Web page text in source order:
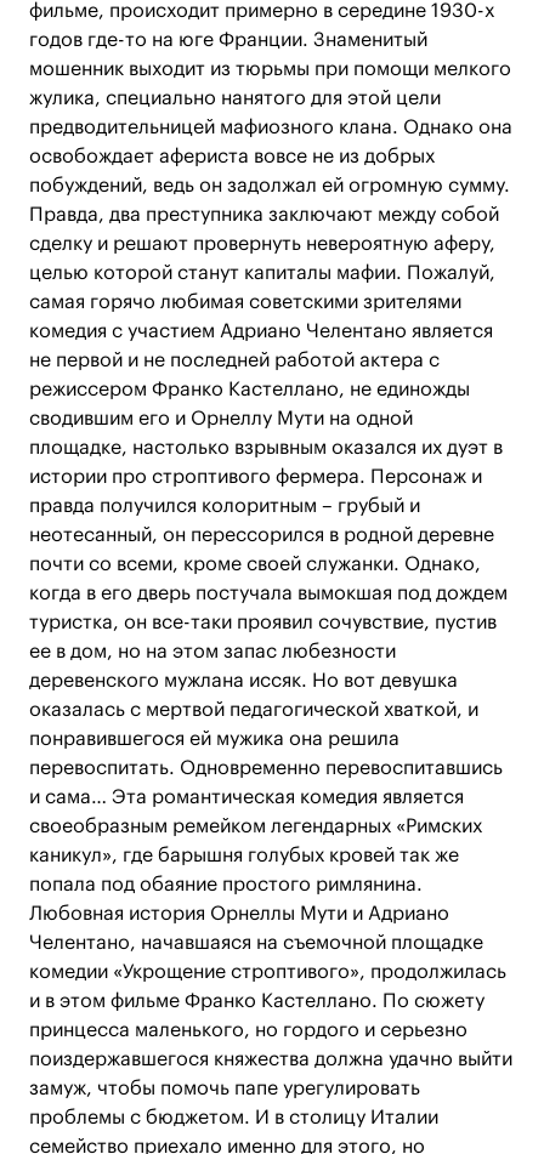
фильме, происходит примерно в середине 1930-х
годов где-то на юге Франции. Знаменитый
мошенник выходит из тюрьмы при помощи мелкого
жулика, специально нанятого для этой цели
предводительницей мафиозного клана. Однако она
освобождает афериста вовсе не из добрых
побуждений, ведь он задолжал ей огромную сумму.
Правда, два преступника заключают между собой
сделку и решают провернуть невероятную аферу,
целью которой станут капиталы мафии. Пожалуй,
самая горячо любимая советскими зрителями
комедия с участием Адриано Челентано является
не первой и не последней работой актера с
режиссером Франко Кастеллано, не единожды
сводившим его и Орнеллу Мути на одной
площадке, настолько взрывным оказался их дуэт в
истории про строптивого фермера. Персонаж и
правда получился колоритным – грубый и
неотесанный, он перессорился в родной деревне
почти со всеми, кроме своей служанки. Однако,
когда в его дверь постучала вымокшая под дождем
туристка, он все-таки проявил сочувствие, пустив
ее в дом, но на этом запас любезности
деревенского мужлана иссяк. Но вот девушка
оказалась с мертвой педагогической хваткой, и
понравившегося ей мужика она решила
перевоспитать. Одновременно перевоспитавшись
и сама… Эта романтическая комедия является
своеобразным ремейком легендарных «Римских
каникул», где барышня голубых кровей так же
попала под обаяние простого римлянина.
Любовная история Орнеллы Мути и Адриано
Челентано, начавшаяся на съемочной площадке
комедии «Укрощение строптивого», продолжилась
и в этом фильме Франко Кастеллано. По сюжету
принцесса маленького, но гордого и серьезно
поиздержавшегося княжества должна удачно выйти
замуж, чтобы помочь папе урегулировать
проблемы с бюджетом. И в столицу Италии
семейство приехало именно для этого, но